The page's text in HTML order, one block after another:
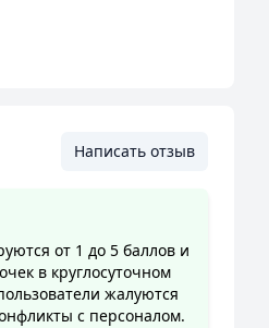
Написать отзыв
от 1 до 5 баллов и
в круглосуточном
жалуются
с персоналом.